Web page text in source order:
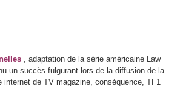
, adaptation de la série américaine Law
un succès fulgurant lors de la diffusion de la
de TV magazine, conséquence, TF1